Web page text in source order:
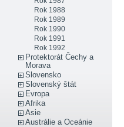
Rok 1988
Rok 1989
Rok 1990
Rok 1991
Rok 1992
Protektorát Čechy a
Morava
Slovensko
Slovenský štát
Evropa
Afrika
Asie
Austrálie a Oceánie